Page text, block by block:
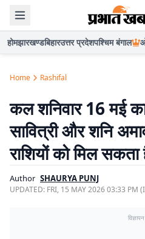
होमझारखण्डबिहारउत्तर प्रदेशपश्चिम बंगाल
Home Rashifal
कल शनिवार 16 मई
सावित्री और शनि
राशियों को मिल
Author SHAURYA PUNJ
UPDATED: FRI, 15 MAY 2026 03:33 PM
विज्ञापन